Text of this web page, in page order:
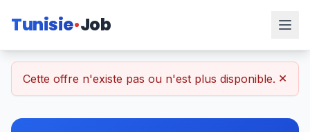
Tunisie Job
Cette offre n'existe pas ou n'est plus disponible. ×